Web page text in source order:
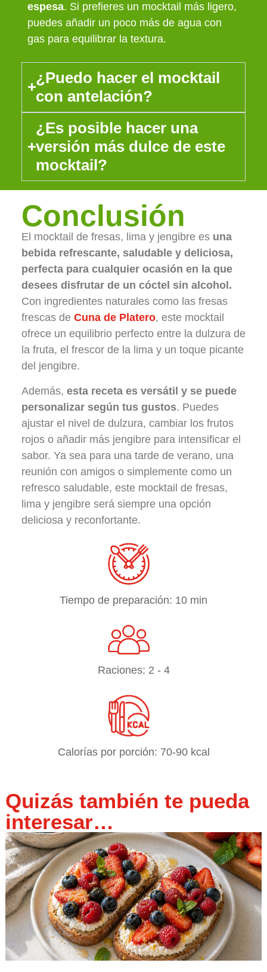
espesa. Si prefieres un mocktail más ligero,
puedes añadir un poco más de agua con
gas para equilibrar la textura.
¿Puedo hacer el mocktail
con antelación?
¿Es posible hacer una
versión más dulce de este
mocktail?
Conclusión
El mocktail de fresas, lima y jengibre es una
bebida refrescante, saludable y deliciosa,
perfecta para cualquier ocasión en la que
desees disfrutar de un cóctel sin alcohol.
Con ingredientes naturales como las fresas
frescas de Cuna de Platero, este mocktail
ofrece un equilibrio perfecto entre la dulzura de
la fruta, el frescor de la lima y un toque picante
del jengibre.
Además, esta receta es versátil y se puede
personalizar según tus gustos. Puedes
ajustar el nivel de dulzura, cambiar los frutos
rojos o añadir más jengibre para intensificar el
sabor. Ya sea para una tarde de verano, una
reunión con amigos o simplemente como un
refresco saludable, este mocktail de fresas,
lima y jengibre será siempre una opción
deliciosa y reconfortante.
Tiempo de preparación: 10 min
Raciones: 2 - 4
Calorías por porción: 70-90 kcal
Quizás también te pueda
interesar…